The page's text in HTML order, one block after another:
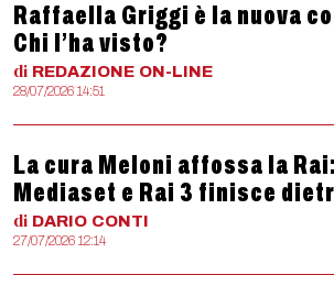
Raffaella Griggi è la nuova
Chi l’ha visto?
di REDAZIONE ON-LINE
28/07/2026 14:51
La cura Meloni affossa la
Mediaset e Rai 3 finisce
di DARIO CONTI
27/07/2026 12:14